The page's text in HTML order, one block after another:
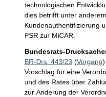
technologischen
dies betrifft unter
Kundenauthentifizierung
PSR zur MiCAR.
Bundesrats-
BR-Drs. 443/23 (Vorgang)
Vorschlag für eine
und des Rates über
zur Änderung der